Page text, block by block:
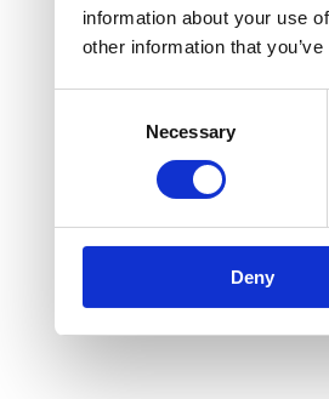
information about your use
other information that
Necessary
Deny